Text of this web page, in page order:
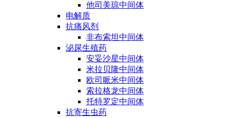
他司美琼中间体
电解质
抗痛风剂
非布索坦中间体
泌尿生殖药
安妥沙星中间体
米拉贝隆中间体
欧司哌米中间体
索拉格龙中间体
托特罗定中间体
抗寄生虫药